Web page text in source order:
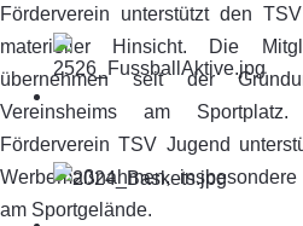
Förderverein unterstützt den
materieller Hinsicht. Die
übernehmen seit der
Vereinsheims am
Förderverein TSV Jugend
Werbemaßnahmen,
am Sportgelände.